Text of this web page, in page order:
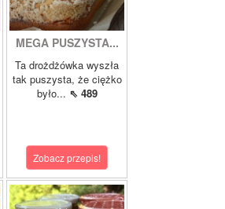
MEGA PUSZYSTA...
Ta drożdżówka wyszła
tak puszysta, że ciężko
było... ⇖ 489
Zobacz przepis!